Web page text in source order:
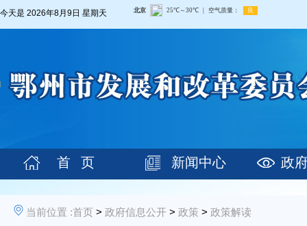
今天是 2026年8月9日 星期天
首 页 新闻中心 政
当前位置 :首页 > 政府信息公开 > 政策 > 政策解读